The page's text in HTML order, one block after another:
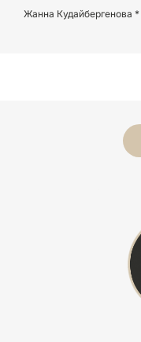
Жанна Кудайбергенова